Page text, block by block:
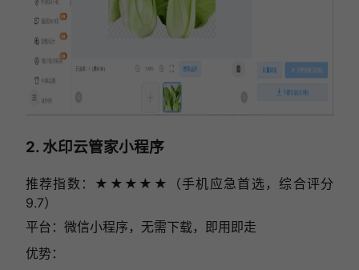
2. 水印云管家小程序
推荐指数：★★★★★（手机应急首选，综合评分
9.7）
平台：微信小程序，无需下载，即用即走
优势：